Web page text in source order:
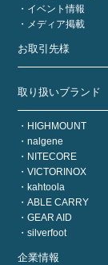
イベント情報
メディア掲載
お取引先様
取り扱いブランド
HIGHMOUNT
nalgene
NITECORE
VICTORINOX
kahtoola
ABLE CARRY
GEAR AID
silverfoot
企業情報